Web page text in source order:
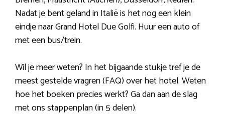
Nadat je bent geland in Italië is het nog een klein
eindje naar Grand Hotel Due Golfi. Huur een auto of
met een bus/trein.
Wil je meer weten? In het bijgaande stukje tref je de
meest gestelde vragren (FAQ) over het hotel. Weten
hoe het boeken precies werkt? Ga dan aan de slag
met ons stappenplan (in 5 delen).